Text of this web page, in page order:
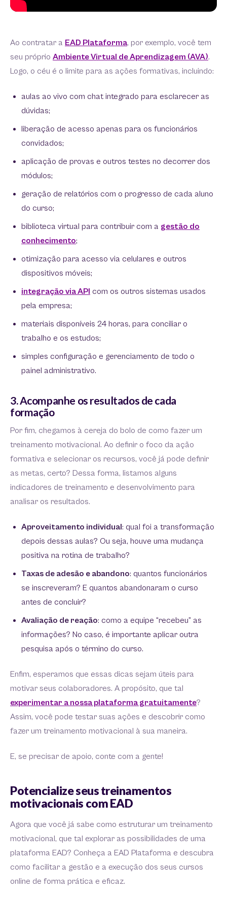
Ao contratar a EAD Plataforma, por exemplo, você tem
seu próprio Ambiente Virtual de Aprendizagem (AVA).
Logo, o céu é o limite para as ações formativas, incluindo:
aulas ao vivo com chat integrado para esclarecer as
dúvidas;
liberação de acesso apenas para os funcionários
convidados;
aplicação de provas e outros testes no decorrer dos
módulos;
geração de relatórios com o progresso de cada aluno
do curso;
biblioteca virtual para contribuir com a gestão do
conhecimento;
otimização para acesso via celulares e outros
dispositivos móveis;
integração via API com os outros sistemas usados
pela empresa;
materiais disponíveis 24 horas, para conciliar o
trabalho e os estudos;
simples configuração e gerenciamento de todo o
painel administrativo.
3. Acompanhe os resultados de cada
formação
Por fim, chegamos à cereja do bolo de como fazer um
treinamento motivacional. Ao definir o foco da ação
formativa e selecionar os recursos, você já pode definir
as metas, certo? Dessa forma, listamos alguns
indicadores de treinamento e desenvolvimento para
analisar os resultados.
Aproveitamento individual: qual foi a transformação
depois dessas aulas? Ou seja, houve uma mudança
positiva na rotina de trabalho?
Taxas de adesão e abandono: quantos funcionários
se inscreveram? E quantos abandonaram o curso
antes de concluir?
Avaliação de reação: como a equipe “recebeu” as
informações? No caso, é importante aplicar outra
pesquisa após o término do curso.
Enfim, esperamos que essas dicas sejam úteis para
motivar seus colaboradores. A propósito, que tal
experimentar a nossa plataforma gratuitamente?
Assim, você pode testar suas ações e descobrir como
fazer um treinamento motivacional à sua maneira.
E, se precisar de apoio, conte com a gente!
Potencialize seus treinamentos
motivacionais com EAD
Agora que você já sabe como estruturar um treinamento
motivacional, que tal explorar as possibilidades de uma
plataforma EAD? Conheça a EAD Plataforma e descubra
como facilitar a gestão e a execução dos seus cursos
online de forma prática e eficaz.